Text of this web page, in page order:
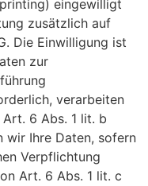
eingewilligt
zusätzlich auf
Die Einwilligung ist
zur
verarbeiten
6 Abs. 1 lit. b
wir Ihre Daten, sofern
Verpflichtung
Art. 6 Abs. 1 lit. c